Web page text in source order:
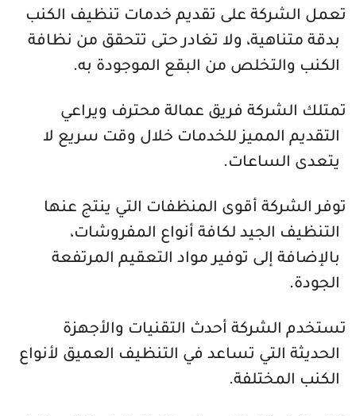
تعمل الشركة على تقديم خدمات تنظيف الكنب
بدقة متناهية، ولا تغادر حتى تتحقق من نظافة
الكنب والتخلص من البقع الموجودة به.
تمتلك الشركة فريق عمالة محترف ويراعي
التقديم المميز للخدمات خلال وقت سريع لا
يتعدى الساعات.
توفر الشركة أقوى المنظفات التي ينتج عنها
التنظيف الجيد لكافة أنواع المفروشات،
بالإضافة إلى توفير مواد التعقيم المرتفعة
الجودة.
تستخدم الشركة أحدث التقنيات والأجهزة
الحديثة التي تساعد في التنظيف العميق لأنواع
الكنب المختلفة.